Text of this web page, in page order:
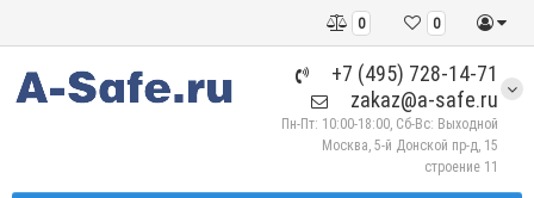
0
0
+7 (495) 728-14-71
zakaz@a-safe.ru
Пн-Пт: 10:00-18:00, Сб-Вс: Выходной
Москва, 5-й Донской пр-д, 15
строение 11